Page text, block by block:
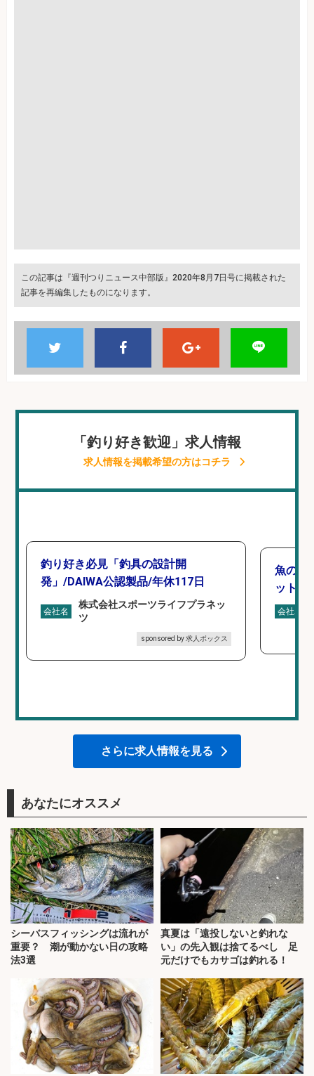
この記事は『週刊つりニュース中部版』2020年8月7日号に掲載された
記事を再編集したものになります。
「釣り好き歓迎」求人情報
求人情報を掲載希望の方はコチラ
釣り好き必見「釣具の設計開
発」/DAIWA公認製品/年休117日
会社名
株式会社スポーツライフプラネッ
ツ
sponsored by 求人ボックス
魚の「
ットを
会社名
さらに求人情報を見る
あなたにオススメ
シーバスフィッシングは流れが
重要？ 潮が動かない日の攻略
法3選
真夏は「遠投しないと釣れな
い」の先入観は捨てるべし 足
元だけでもカサゴは釣れる！